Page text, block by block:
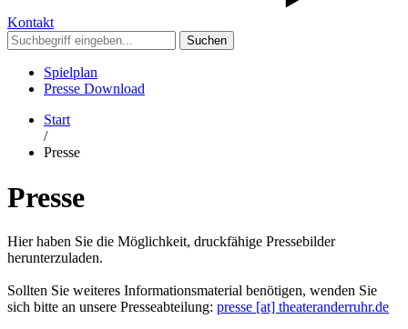
Kontakt
Suchen
Spielplan
Presse Download
Start
/
Presse
Presse
Hier haben Sie die Möglichkeit, druckfähige Pressebilder
herunterzuladen.
Sollten Sie weiteres Informationsmaterial benötigen, wenden Sie
sich bitte an unsere Presseabteilung: presse [​at​] theateranderruhr.de